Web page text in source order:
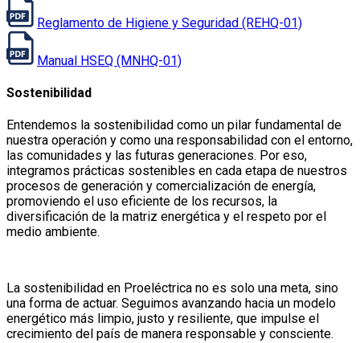
Reglamento de Higiene y Seguridad (REHQ-01)
Manual HSEQ (MNHQ-01)
Sostenibilidad
Entendemos la sostenibilidad como un pilar fundamental de
nuestra operación y como una responsabilidad con el entorno,
las comunidades y las futuras generaciones. Por eso,
integramos prácticas sostenibles en cada etapa de nuestros
procesos de generación y comercialización de energía,
promoviendo el uso eficiente de los recursos, la
diversificación de la matriz energética y el respeto por el
medio ambiente.
La sostenibilidad en Proeléctrica no es solo una meta, sino
una forma de actuar. Seguimos avanzando hacia un modelo
energético más limpio, justo y resiliente, que impulse el
crecimiento del país de manera responsable y consciente.